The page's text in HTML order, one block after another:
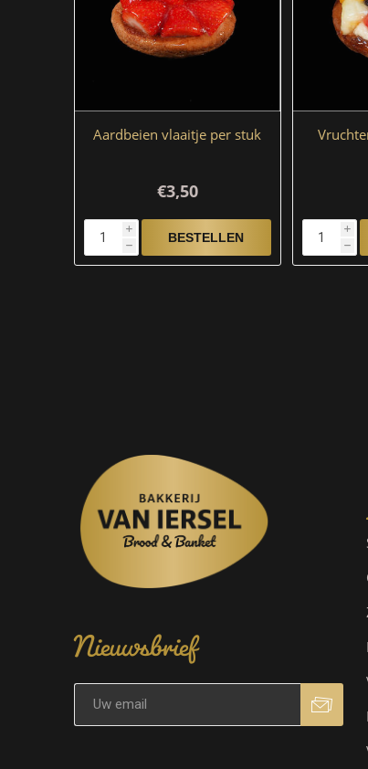
Aardbeien vlaaitje per stuk
€3,50
i
h
i
h
Nieuwsbrief